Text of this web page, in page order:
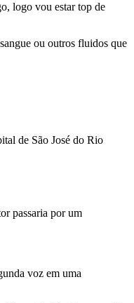
logo vou estar top de
ou outros fluidos que
de São José do Rio
passaria por um
voz em uma